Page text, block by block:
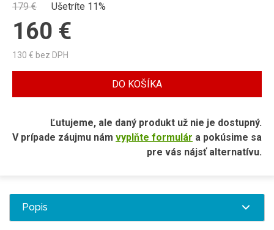
179€ Ušetríte 11%
160 €
130 € bez DPH
DO KOŠÍKA
Ľutujeme, ale daný produkt už nie je dostupný.
V prípade záujmu nám vyplňte formulár a pokúsime sa
pre vás nájsť alternatívu.
Popis